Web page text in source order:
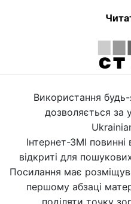
Використання будь-
дозволяється за
Інтернет-ЗМІ
відкриті для
Посилання має
першому абзаці
поділяти точку